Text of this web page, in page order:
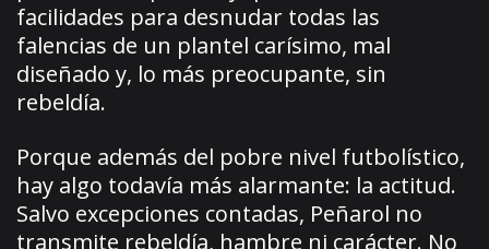
facilidades para desnudar todas las
falencias de un plantel carísimo, mal
diseñado y, lo más preocupante, sin
rebeldía.
Porque además del pobre nivel futbolístico,
hay algo todavía más alarmante: la actitud.
Salvo excepciones contadas, Peñarol no
transmite rebeldía, hambre ni carácter. No